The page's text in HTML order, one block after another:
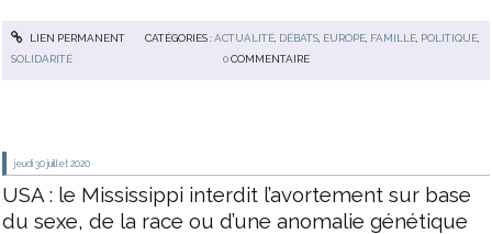
LIEN PERMANENT CATÉGORIES :ACTUALITÉ, DÉBATS, EUROPE, FAMILLE, POLITIQUE,
SOLIDARITÉ
0 COMMENTAIRE
jeudi 30 juillet 2020
USA : le Mississippi interdit l’avortement sur base
du sexe, de la race ou d’une anomalie génétique